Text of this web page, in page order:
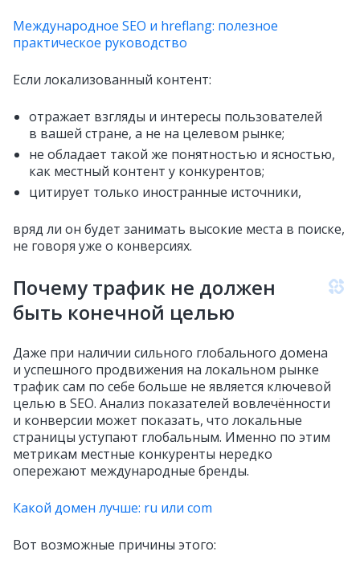
Международное SEO и hreflang: полезное
практическое руководство
Если локализованный контент:
отражает взгляды и интересы пользователей
в вашей стране, а не на целевом рынке;
не обладает такой же понятностью и ясностью,
как местный контент у конкурентов;
цитирует только иностранные источники,
вряд ли он будет занимать высокие места в поиске,
не говоря уже о конверсиях.
Почему трафик не должен
быть конечной целью
Даже при наличии сильного глобального домена
и успешного продвижения на локальном рынке
трафик сам по себе больше не является ключевой
целью в SEO. Анализ показателей вовлечённости
и конверсии может показать, что локальные
страницы уступают глобальным. Именно по этим
метрикам местные конкуренты нередко
опережают международные бренды.
Какой домен лучше: ru или com
Вот возможные причины этого: